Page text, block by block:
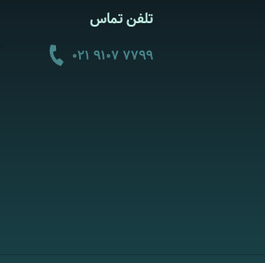
تلفن تماس
021 9107 7799